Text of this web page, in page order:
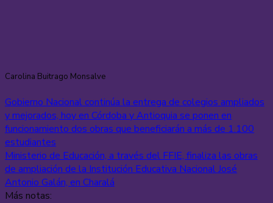
Carolina Buitrago Monsalve
Gobierno Nacional continúa la entrega de colegios ampliados
y mejorados, hoy en Córdoba y Antioquia se ponen en
funcionamiento dos obras que beneficiarán a más de 1.100
estudiantes
Ministerio de Educación, a través del FFIE, finaliza las obras
de ampliación de la Institución Educativa Nacional José
Antonio Galán, en Charalá
Más notas: